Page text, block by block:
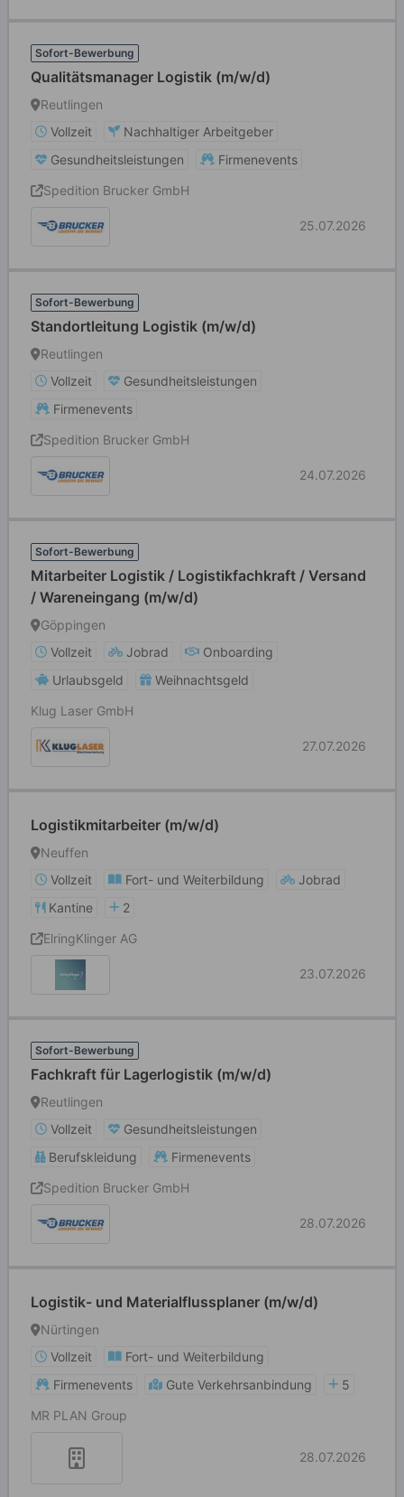
Sofort-Bewerbung
Qualitätsmanager Logistik (m/w/d)
Reutlingen
Vollzeit
Nachhaltiger Arbeitgeber
Gesundheitsleistungen
Firmenevents
Spedition Brucker GmbH
25.07.2026
Sofort-Bewerbung
Standortleitung Logistik (m/w/d)
Reutlingen
Vollzeit
Gesundheitsleistungen
Firmenevents
Spedition Brucker GmbH
24.07.2026
Sofort-Bewerbung
Mitarbeiter Logistik / Logistikfachkraft / Versand
/ Wareneingang (m/w/d)
Göppingen
Vollzeit
Jobrad
Onboarding
Urlaubsgeld
Weihnachtsgeld
Klug Laser GmbH
27.07.2026
Logistikmitarbeiter (m/w/d)
Neuffen
Vollzeit
Fort- und Weiterbildung
Jobrad
Kantine
2
ElringKlinger AG
23.07.2026
Sofort-Bewerbung
Fachkraft für Lagerlogistik (m/w/d)
Reutlingen
Vollzeit
Gesundheitsleistungen
Berufskleidung
Firmenevents
Spedition Brucker GmbH
28.07.2026
Logistik- und Materialflussplaner (m/w/d)
Nürtingen
Vollzeit
Fort- und Weiterbildung
Firmenevents
Gute Verkehrsanbindung
5
MR PLAN Group
28.07.2026